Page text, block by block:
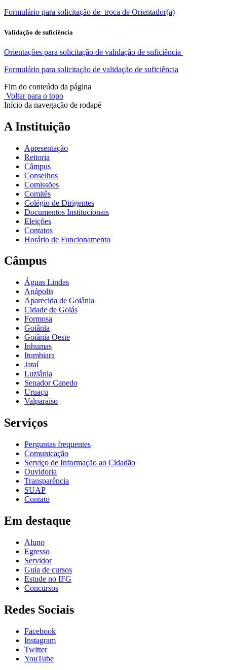
Formulário para solicitação de troca de Orientador(a)
Validação de suficiência
Orientações para solicitação de validação de suficiência
Formulário para solicitação de validação de suficiência
Fim do conteúdo da página
Voltar para o topo
Início da navegação de rodapé
A Instituição
Apresentação
Reitoria
Câmpus
Conselhos
Comissões
Comitês
Colégio de Dirigentes
Documentos Institucionais
Eleições
Contatos
Horário de Funcionamento
Câmpus
Águas Lindas
Anápolis
Aparecida de Goiânia
Cidade de Goiás
Formosa
Goiânia
Goiânia Oeste
Inhumas
Itumbiara
Jataí
Luziânia
Senador Canedo
Uruaçu
Valparaíso
Serviços
Perguntas frequentes
Comunicação
Serviço de Informação ao Cidadão
Ouvidoria
Transparência
SUAP
Contato
Em destaque
Aluno
Egresso
Servidor
Guia de cursos
Estude no IFG
Concursos
Redes Sociais
Facebook
Instagram
Twitter
YouTube